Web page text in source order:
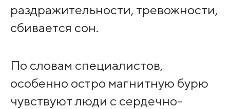
раздражительности, тревожности,
сбивается сон.
По словам специалистов,
особенно остро магнитную бурю
чувствуют люди с сердечно-